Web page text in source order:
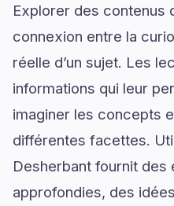
Explorer des contenus
connexion entre la
réelle d’un sujet. Les
informations qui leur
imaginer les concepts
différentes facettes.
Desherbant fournit des
approfondies, des